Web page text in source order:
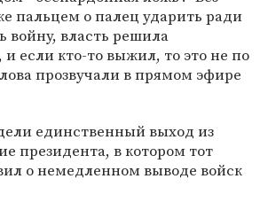
пальцем о палец ударить ради
войну, власть решила
если кто-то выжил, то это не по
прозвучали в прямом эфире
единственный выход из
президента, в котором тот
о немедленном выводе войск